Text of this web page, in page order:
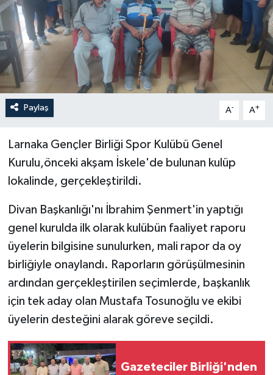
Paylaş A- A+
Larnaka Gençler Birliği Spor Kulübü Genel
Kurulu,önceki akşam İskele'de bulunan kulüp
lokalinde, gerçekleştirildi.
Divan Başkanlığı'nı İbrahim Şenmert'in yaptığı
genel kurulda ilk olarak kulübün faaliyet raporu
üyelerin bilgisine sunulurken, mali rapor da oy
birliğiyle onaylandı. Raporların görüşülmesinin
ardından gerçekleştirilen seçimlerde, başkanlık
için tek aday olan Mustafa Tosunoğlu ve ekibi
üyelerin desteğini alarak göreve seçildi.
Gazeteciler Birliği'nden